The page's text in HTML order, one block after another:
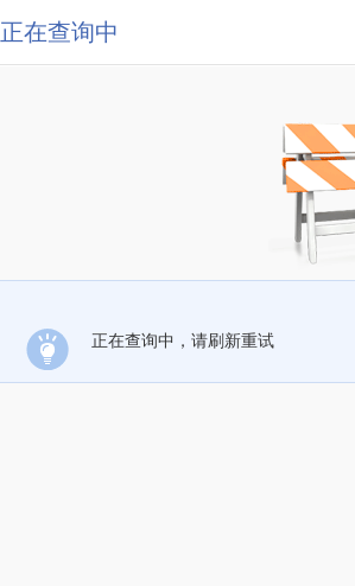
正在查询中
正在查询中，请刷新重试